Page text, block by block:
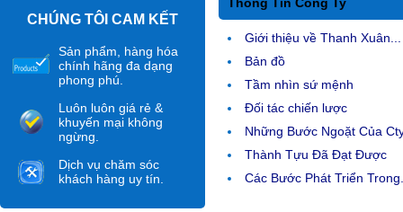
CHÚNG TÔI CAM KẾT
Sản phẩm, hàng hóa
chính hãng đa dạng
phong phú.
Luôn luôn giá rẻ &
khuyến mại không
ngừng.
Dịch vụ chăm sóc
khách hàng uy tín.
Giới thiệu về Thanh Xuân...
Bản đồ
Tầm nhìn sứ mệnh
Đối tác chiến lược
Những Bước Ngoặt Của
Thành Tựu Đã Đạt Được
Các Bước Phát Triển